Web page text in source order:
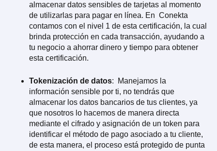
almacenar datos sensibles de tarjetas al momento
de utilizarlas para pagar en línea. En Conekta
contamos con el nivel 1 de esta certificación, la cual
brinda protección en cada transacción, ayudando a
tu negocio a ahorrar dinero y tiempo para obtener
esta certificación.
Tokenización de datos: Manejamos la
información sensible por ti, no tendrás que
almacenar los datos bancarios de tus clientes, ya
que nosotros lo hacemos de manera directa
mediante el cifrado y asignación de un token para
identificar el método de pago asociado a tu cliente,
de esta manera, el proceso está protegido de punta